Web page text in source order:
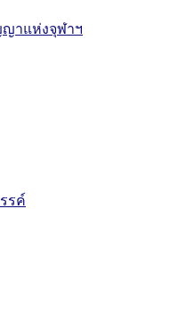
าแห่งจุฬาฯ
รค์